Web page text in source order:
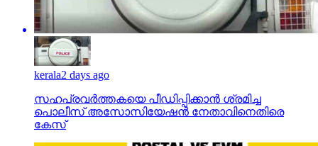
kerala2 days ago
സഹപ്രവര്‍ത്തകയെ പീഡിപ്പിക്കാന്‍ ശ്രമിച്ച
പൊലീസ് അസോസിയേഷന്‍ നേതാവിനെതിരെ
കേസ്